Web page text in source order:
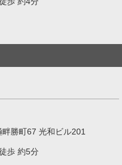
勝町67 光和ビル201
歩 約5分